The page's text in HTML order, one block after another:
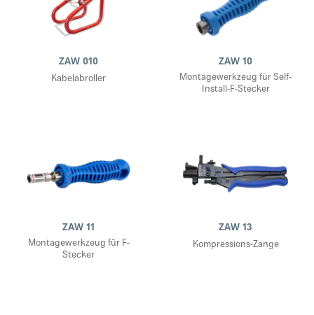
ZAW 010
Kabelabroller
ZAW 10
Montagewerkzeug für Self-
Install-F-Stecker
ZAW 11
Montagewerkzeug für F-
Stecker
ZAW 13
Kompressions-Zange